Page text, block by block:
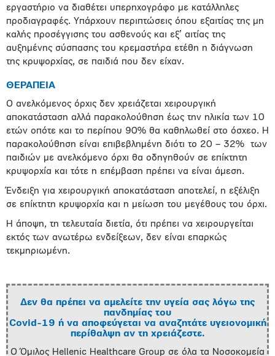
εργαστήριο να διαθέτει υπερηχογράφο με κατάλληλες
προδιαγραφές. Υπάρχουν περιπτώσεις όπου εξαιτίας της μη
καλής προσέγγισης του ασθενούς και εξ’ αιτίας της
αυξημένης σύσπασης του κρεμαστήρα ετέθη η διάγνωση
της κρυψορχίας, σε παιδιά που δεν είχαν.
ΘΕΡΑΠΕΙΑ
Ο ανελκόμενος όρχις δεν χρειάζεται χειρουργική
αποκατάσταση αλλά παρακολούθηση έως την ηλικία των 10
ετών οπότε και το περίπου 90% θα καθηλωθεί στο όσχεο. Η
παρακολούθηση είναι επιβεβλημένη διότι το 20 – 32% των
παιδιών με ανελκόμενο όρχι θα οδηγηθούν σε επίκτητη
κρυψορχία και τότε η επέμβαση πρέπει να είναι άμεση.
Ένδειξη για χειρουργική αποκατάσταση αποτελεί, η εξέλιξη
σε επίκτητη κρυψορχία και η μείωση του μεγέθους του όρχι.
Η άποψη, τη τελευταία διετία, ότι πρέπει να χειρουργείται
εκτός των ανωτέρω ενδείξεων, δεν είναι επαρκώς
τεκμηριωμένη.
Δεν θα πρέπει να αμελείτε την υγεία σας λόγω της
πανδημίας του
Covid-19 ή να αποφεύγεται να αναζητάτε υγειονομική
περίθαλψη αν τη χρειάζεστε.
Ο Όμιλος Hellenic Healthcare Group σε όλα τα Νοσοκομεία